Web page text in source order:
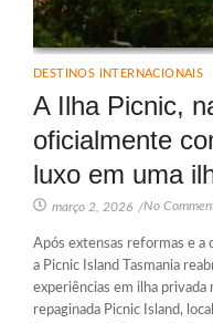
DESTINOS INTERNACIONAIS
A Ilha Picnic,
oficialmente
luxo em uma
março 2, 2026 /No
Após extensas reformas e a
a Picnic Island Tasmania
experiências em ilha privada
repaginada Picnic Island,